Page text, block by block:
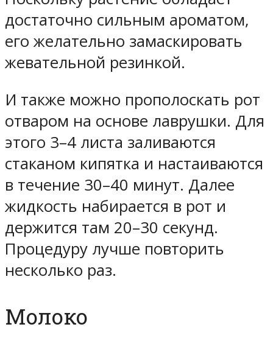
достаточно сильным ароматом,
его желательно замаскировать
жевательной резинкой.
И также можно прополоскать рот
отваром на основе лаврушки. Для
этого 3–4 листа заливаются
стаканом кипятка и настаиваются
в течение 30–40 минут. Далее
жидкость набирается в рот и
держится там 20–30 секунд.
Процедуру лучше повторить
несколько раз.
Молоко